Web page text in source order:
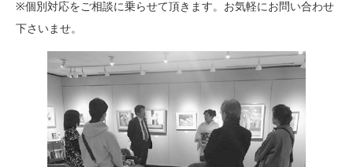
※個別対応をご相談に乗らせて頂きます。お気軽にお問い合わせ
下さいませ。